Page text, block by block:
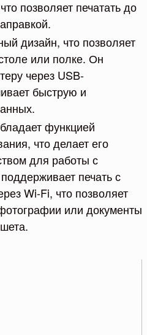
позволяет печатать до
дизайн, что позволяет
или полке. Он
через USB-
быструю и
функцией
что делает его
для работы с
печать с
Wi-Fi, что позволяет
или документы